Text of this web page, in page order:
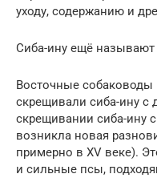
уходу, содержанию и
Сиба-ину ещё называют
Восточные собаководы
скрещивали сиба-ину с
скрещивании сиба-ину
возникла новая
примерно в XV веке).
и сильные псы,